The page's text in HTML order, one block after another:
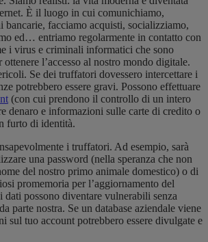
È il luogo in cui comunichiamo,
bancarie, facciamo acquisti, socializziamo,
ed… entriamo regolarmente in contatto con
i virus e criminali informatici che sono
ottenere l’accesso al nostro mondo digitale.
Se dei truffatori dovessero intercettare i
potrebbero essere gravi. Possono effettuare
(con cui prendono il controllo di un intero
denaro e informazioni sulle carte di credito o
furto di identità.
i truffatori. Ad esempio, sarà
una password (nella speranza che non
del nostro primo animale domestico) o di
promemoria per l’aggiornamento del
possono diventare vulnerabili senza
parte nostra. Se un database aziendale viene
sul tuo account potrebbero essere divulgate e